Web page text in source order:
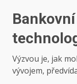
Výzvou je, jak
vývojem,